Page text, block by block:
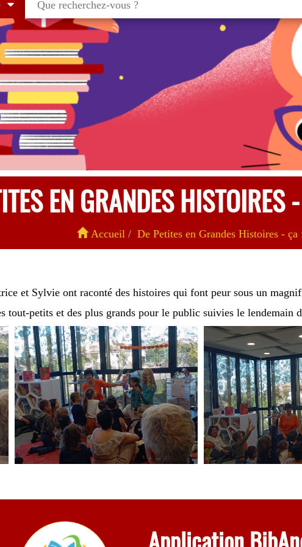
EN GRANDES
Accueil De Petites en Grandes Histoires -
et Sylvie ont raconté des histoires qui font peur sous un
tout-petits et des plus grands pour le public suivies le lendemain
Application